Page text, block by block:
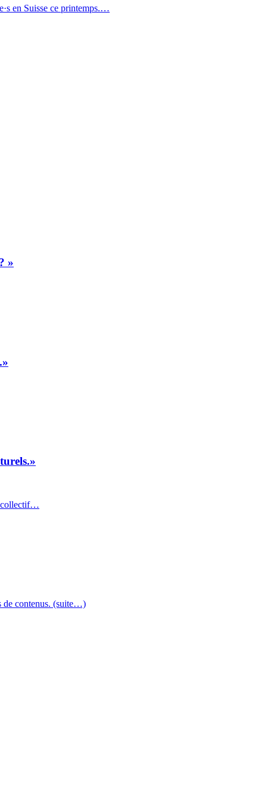
en Suisse ce printemps.…
»
collectif…
de contenus. (suite…)